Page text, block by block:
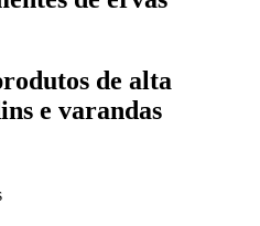
de alta
e varandas